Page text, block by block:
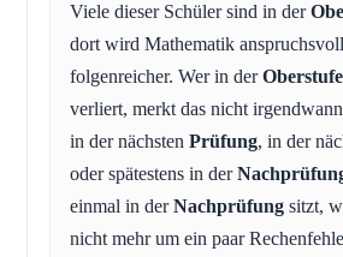
Viele dieser Schüler sind in der
dort wird Mathematik
folgenreicher. Wer in derOberstufe
verliert, merkt das nicht
in der nächsten Prüfung, in der
oder spätestens in der
einmal in derNachprüfung sitzt,
nicht mehr um ein paar